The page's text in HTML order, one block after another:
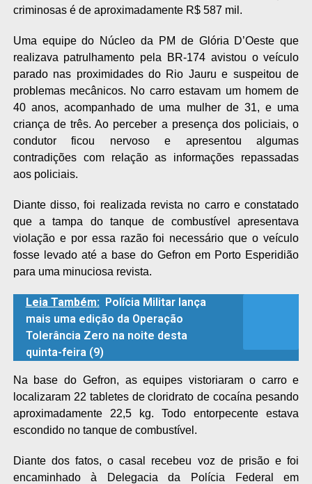
criminosas é de aproximadamente R$ 587 mil.
Uma equipe do Núcleo da PM de Glória D’Oeste que
realizava patrulhamento pela BR-174 avistou o veículo
parado nas proximidades do Rio Jauru e suspeitou de
problemas mecânicos. No carro estavam um homem de
40 anos, acompanhado de uma mulher de 31, e uma
criança de três. Ao perceber a presença dos policiais, o
condutor ficou nervoso e apresentou algumas
contradições com relação as informações repassadas
aos policiais.
Diante disso, foi realizada revista no carro e constatado
que a tampa do tanque de combustível apresentava
violação e por essa razão foi necessário que o veículo
fosse levado até a base do Gefron em Porto Esperidião
para uma minuciosa revista.
Leia Também: Polícia Militar lança
mais uma edição da Operação
Tolerância Zero na noite desta
quinta-feira (9)
Na base do Gefron, as equipes vistoriaram o carro e
localizaram 22 tabletes de cloridrato de cocaína pesando
aproximadamente 22,5 kg. Todo entorpecente estava
escondido no tanque de combustível.
Diante dos fatos, o casal recebeu voz de prisão e foi
encaminhado à Delegacia da Polícia Federal em